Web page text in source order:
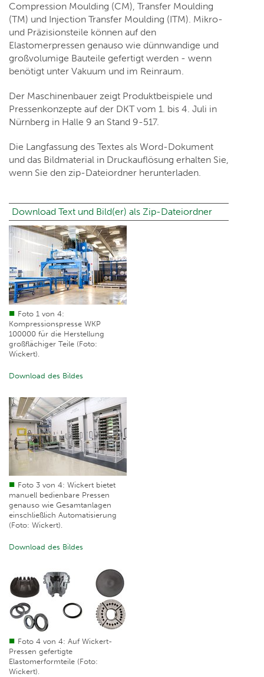
Compression Moulding (CM), Transfer Moulding
(TM) und Injection Transfer Moulding (ITM). Mikro-
und Präzisionsteile können auf den
Elastomerpressen genauso wie dünnwandige und
großvolumige Bauteile gefertigt werden - wenn
benötigt unter Vakuum und im Reinraum.
Der Maschinenbauer zeigt Produktbeispiele und
Pressenkonzepte auf der DKT vom 1. bis 4. Juli in
Nürnberg in Halle 9 an Stand 9-517.
Die Langfassung des Textes als Word-Dokument
und das Bildmaterial in Druckauflösung erhalten Sie,
wenn Sie den zip-Dateiordner herunterladen.
Download Text und Bild(er) als Zip-Dateiordner
Foto 1 von 4:
Kompressionspresse WKP
100000 für die Herstellung
großflächiger Teile (Foto:
Wickert).
Download des Bildes
Foto 3 von 4: Wickert bietet
manuell bedienbare Pressen
genauso wie Gesamtanlagen
einschließlich Automatisierung
(Foto: Wickert).
Download des Bildes
Foto 4 von 4: Auf Wickert-
Pressen gefertigte
Elastomerformteile (Foto:
Wickert).